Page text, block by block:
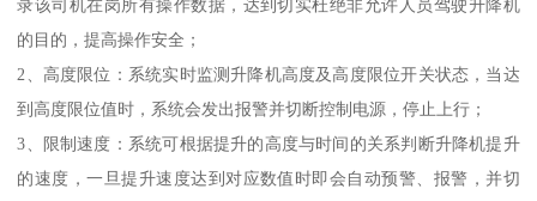
录该司机在岗所有操作数据，达到切实杜绝非允许人员驾驶升降机
的目的，提高操作安全；
2、高度限位：系统实时监测升降机高度及高度限位开关状态，当达
到高度限位值时，系统会发出报警并切断控制电源，停止上行；
3、限制速度：系统可根据提升的高度与时间的关系判断升降机提升
的速度，一旦提升速度达到对应数值时即会自动预警、报警，并切